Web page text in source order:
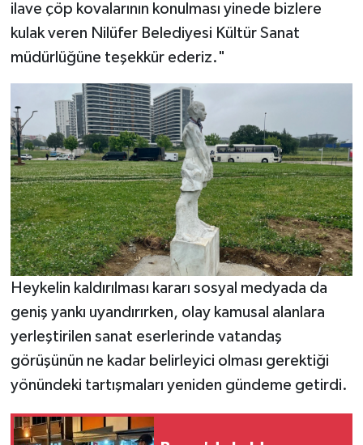
ilave çöp kovalarının konulması yinede bizlere
kulak veren Nilüfer Belediyesi Kültür Sanat
müdürlüğüne teşekkür ederiz."
Heykelin kaldırılması kararı sosyal medyada da
geniş yankı uyandırırken, olay kamusal alanlara
yerleştirilen sanat eserlerinde vatandaş
görüşünün ne kadar belirleyici olması gerektiği
yönündeki tartışmaları yeniden gündeme getirdi.